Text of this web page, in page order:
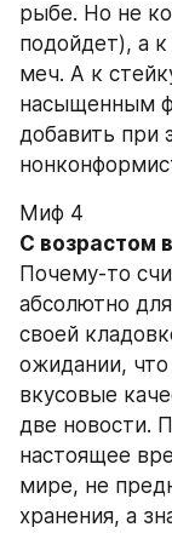
рыбе. Но не
подойдет), а
меч. А к
насыщенным
добавить при
Миф 4
С возрастом
Почему-то
абсолютно
своей
ожидании, что
вкусовые
две новости.
настоящее
мире, не
хранения, а